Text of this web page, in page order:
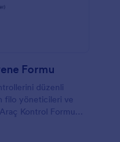
Formu
düzenli
filo yöneticileri ve
Kontrol Formu